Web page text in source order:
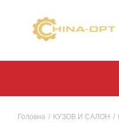
Головна / КУЗОВ И САЛОН /